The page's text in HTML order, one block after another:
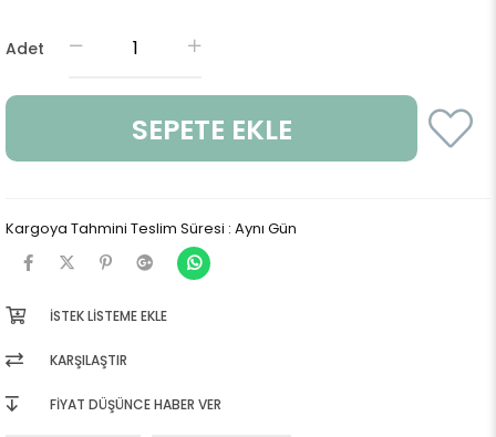
Adet
Kargoya Tahmini Teslim Süresi : Aynı Gün
İSTEK LISTEME EKLE
KARŞILAŞTIR
FIYAT DÜŞÜNCE HABER VER